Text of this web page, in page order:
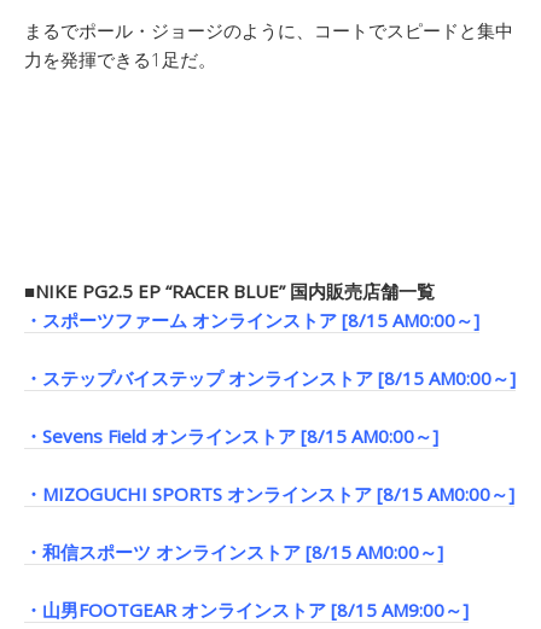
まるでポール・ジョージのように、コートでスピードと集中
力を発揮できる1足だ。
■NIKE PG2.5 EP “RACER BLUE” 国内販売店舗一覧
・スポーツファーム オンラインストア [8/15 AM0:00～]
・ステップバイステップ オンラインストア [8/15 AM0:00～]
・Sevens Field オンラインストア [8/15 AM0:00～]
・MIZOGUCHI SPORTS オンラインストア [8/15 AM0:00～]
・和信スポーツ オンラインストア [8/15 AM0:00～]
・山男FOOTGEAR オンラインストア [8/15 AM9:00～]